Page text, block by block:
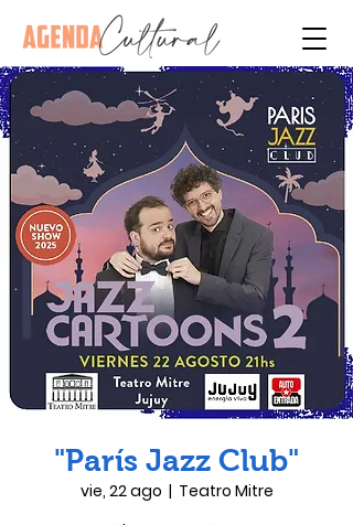
"París Jazz Club"
vie, 22 ago
  |
Teatro Mitre